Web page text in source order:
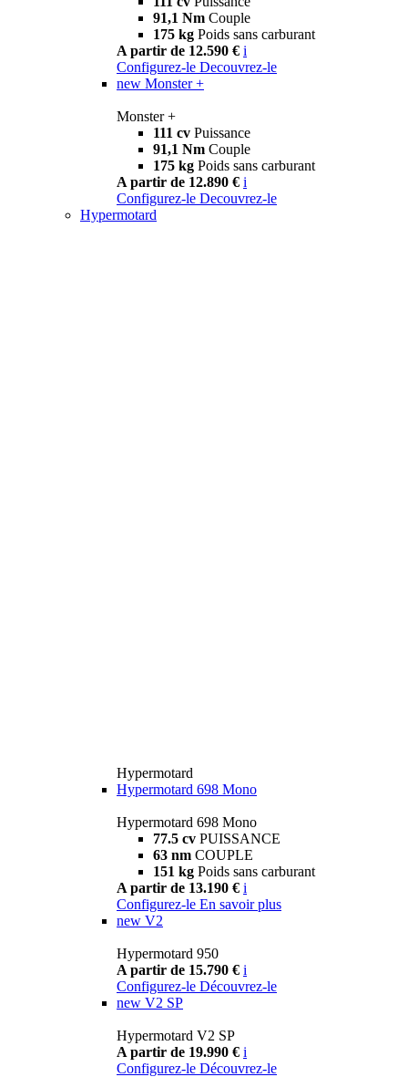
91,1 Nm Couple
175 kg Poids sans carburant
A partir de 12.590 € i
Configurez-le Decouvrez-le
new Monster +
Monster +
111 cv Puissance
91,1 Nm Couple
175 kg Poids sans carburant
A partir de 12.890 € i
Configurez-le Decouvrez-le
Hypermotard
Hypermotard
Hypermotard 698 Mono
Hypermotard 698 Mono
77.5 cv PUISSANCE
63 nm COUPLE
151 kg Poids sans carburant
A partir de 13.190 € i
Configurez-le En savoir plus
new V2
Hypermotard 950
A partir de 15.790 € i
Configurez-le Découvrez-le
new V2 SP
Hypermotard V2 SP
A partir de 19.990 € i
Configurez-le Découvrez-le